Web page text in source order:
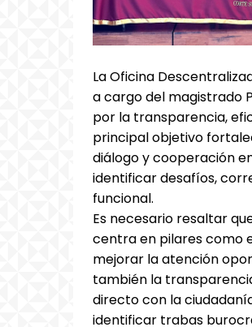
La Oficina
a cargo del magistrado
por la transparencia,
principal objetivo
diálogo y cooperación
identificar desafíos,
funcional.
Es necesario resaltar
centra en pilares como
mejorar la atención
también la
directo con la
identificar trabas